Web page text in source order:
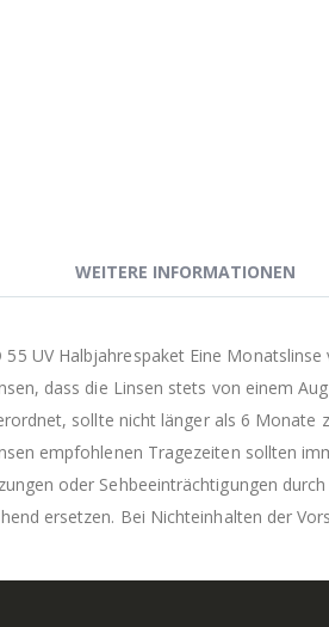
55 UV Halbjahrespaket Eine
dass die Linsen stets von einem
sollte nicht länger als 6 Monate
empfohlenen Tragezeiten sollten
oder Sehbeeinträchtigungen
ersetzen. Bei Nichteinhalten der
WEITERE INFORMATIONEN